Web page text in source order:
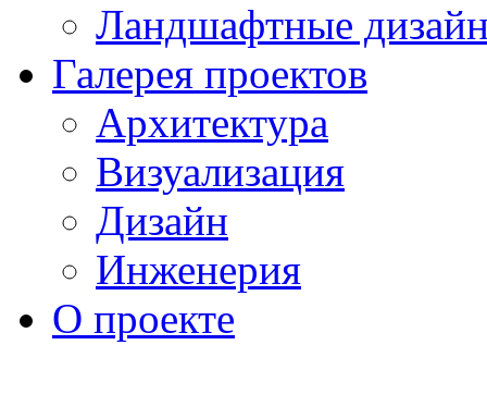
Ландшафтные
Галерея проектов
Архитектура
Визуализация
Дизайн
Инженерия
О проекте